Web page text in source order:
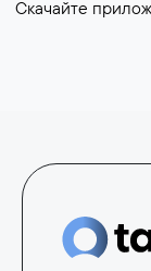
Скачайте